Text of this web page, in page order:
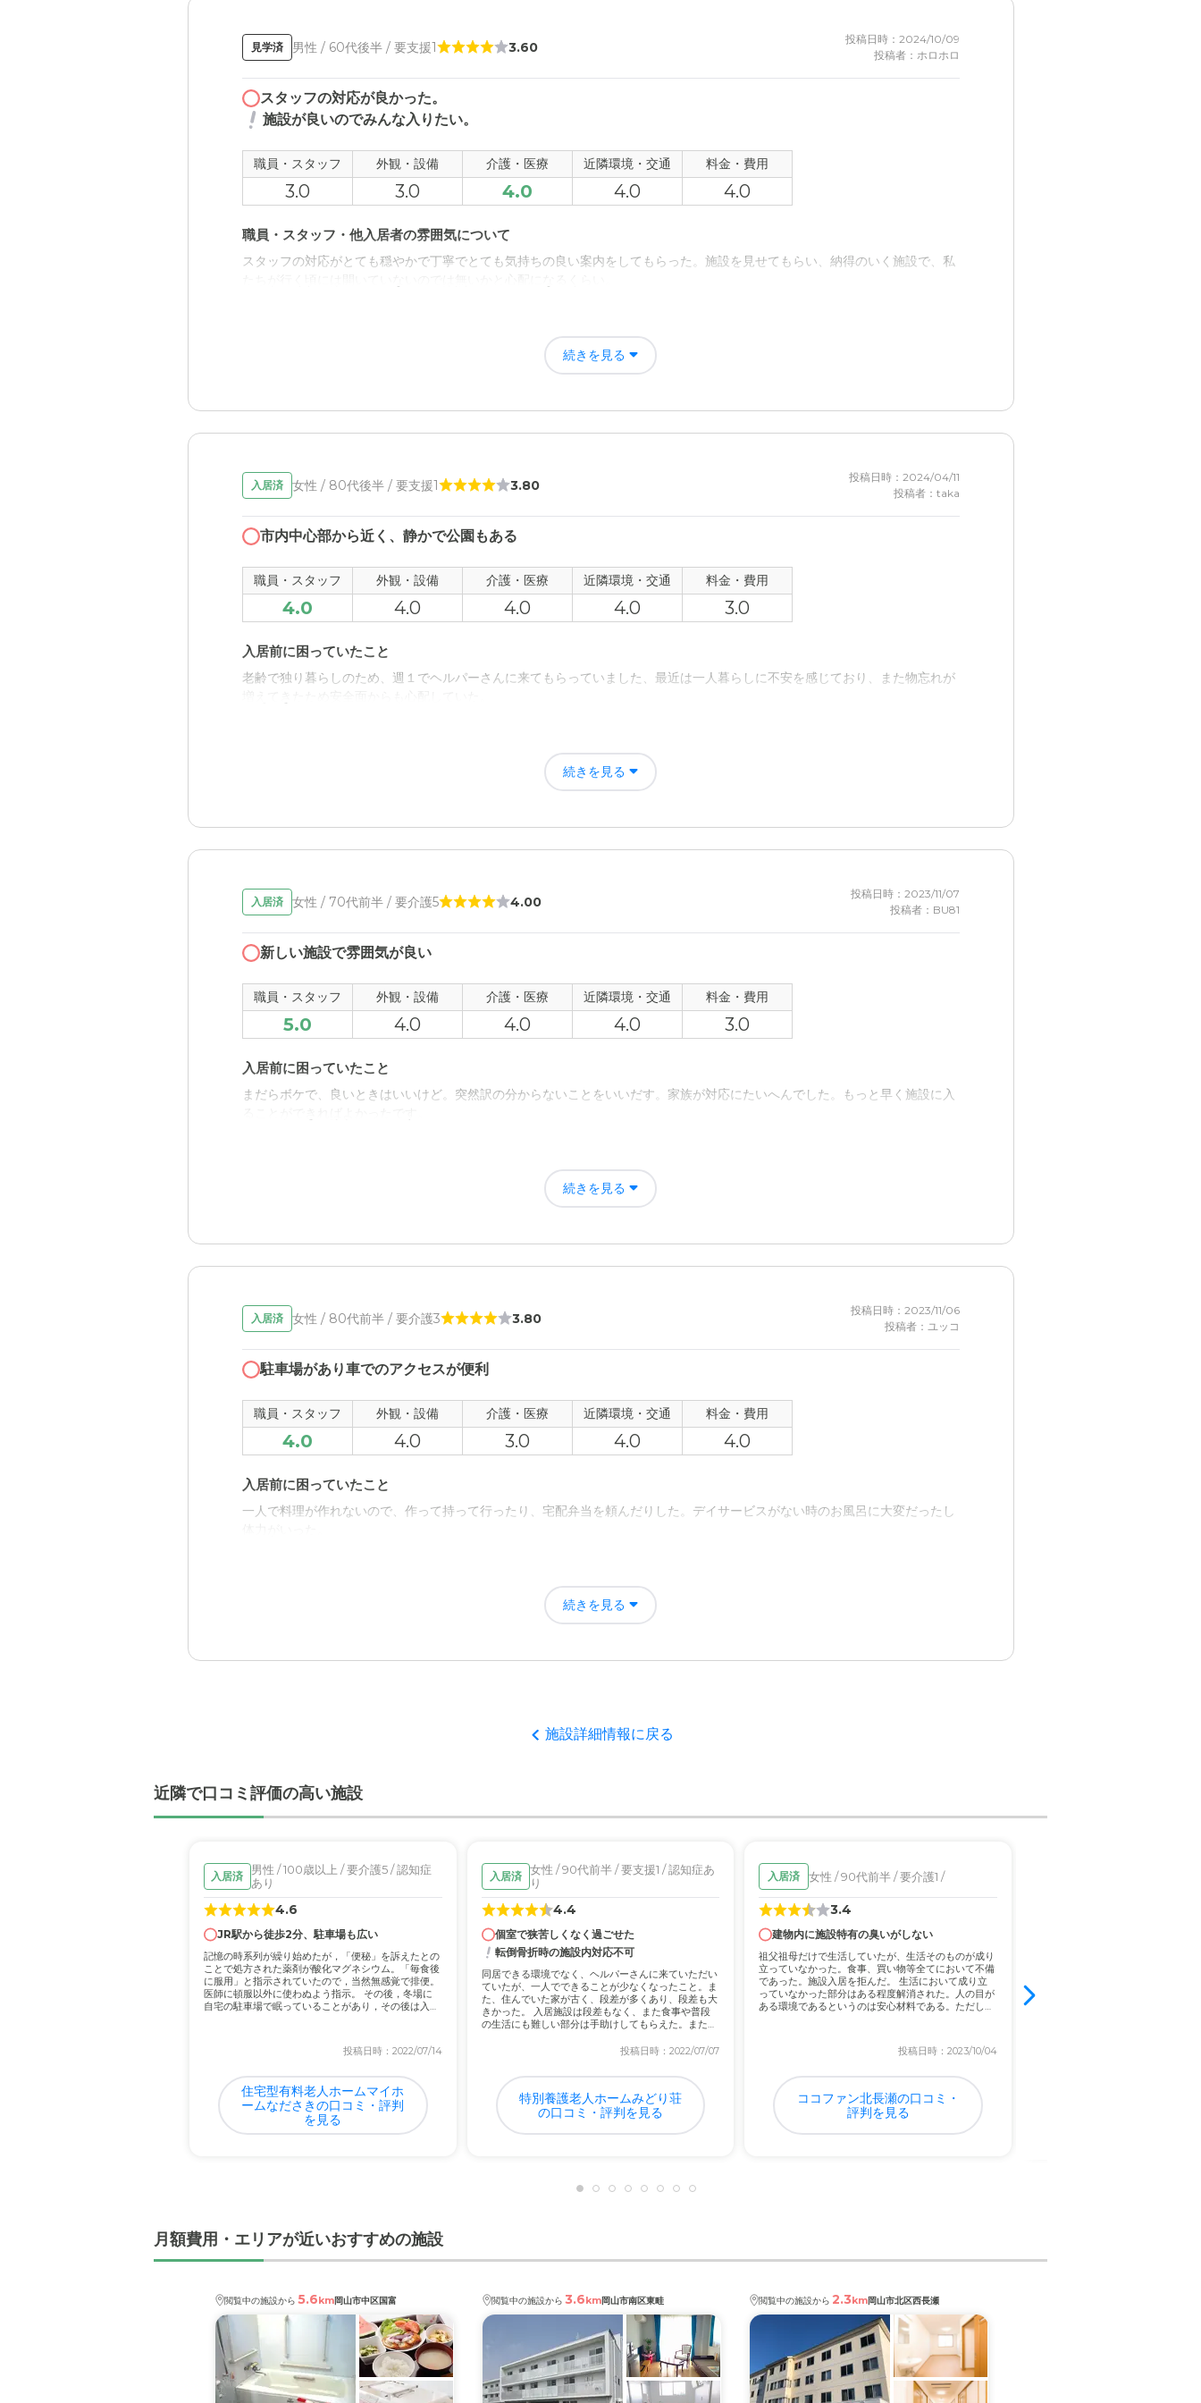
見学済 男性 / 60代後半 / 要支援1 3.60
投稿日時：2024/10/09
投稿者：ホロホロ
スタッフの対応が良かった。
施設が良いのでみんな入りたい。
職員・スタッフ 外観・設備 介護・医療 近隣環境・交通 料金・費用
3.0 3.0 4.0 4.0 4.0
職員・スタッフ・他入居者の雰囲気について
スタッフの対応がとても穏やかで丁寧でとても気持ちの良い案内をしてもらった。施設を見せてもらい、納得のいく施設で、私
施設が良いのでみんな入りたいのと、料金が高いのが気がかりで、町の中心にあるだけに高く感じる。もっと田舎にあれば少し
続きを見る
入居済 女性 / 80代後半 / 要支援1 3.80
投稿日時：2024/04/11
投稿者：taka
市内中心部から近く、静かで公園もある
職員・スタッフ 外観・設備 介護・医療 近隣環境・交通 料金・費用
4.0 4.0 4.0 4.0 3.0
入居前に困っていたこと
老齢で独り暮らしのため、週１でヘルパーさんに来てもらっていました、最近は一人暮らしに不安を感じており、また物忘れが
やはり常時人の目があるし自分で火を使う必要もないため、何かあったりした場合もすぐに対応してもらえるしこちらも安心し
て本人に生活してもらえる。また食事の心配もなくなりリハビリやリクレーションもあるので、生活に変化が出て本人が前向き
SOMPOケア そんぽの家 下中野の評価
ところであることがうかがえます。
職員・スタッフ・他入居者の雰囲気について
まだ入居したばかりなので第一印象とはなりますが、職員さん・スタッフさんの対応は丁寧で明るく受け答えしていただけ、入
居者に寄り添ったケアを心掛けられているようです。入居者さんたちも顔つきが明るく、同じ趣味同士で楽しんだり明るく生活
されているようです。
外観・内装・居室・設備について
外観は古びておらず明るい印象を与えます。内装・居室も清潔できれいに整えられており、気持ちよく暮らすことができそうで
す。
月１で訪問診療をしていただけますし、提携医院とのコミュニケーションもしっかりと取られているようです。
市内の中心部からさほど離れておらず、一方あまり騒がしくなく付近には散歩に出かけられる公園もあり、車があれば大変アク
セスしやすいと思います。
料金費用について
やはりそれなりの設備や介護を受けるのである程度の費用は必要です。何とか本人の年金範囲に今のところは収まっており、妥
当なレベルなのかなと思っております。
続きを見る
入居済 女性 / 70代前半 / 要介護5 4.00
投稿日時：2023/11/07
投稿者：BU81
新しい施設で雰囲気が良い
職員・スタッフ 外観・設備 介護・医療 近隣環境・交通 料金・費用
5.0 4.0 4.0 4.0 3.0
入居前に困っていたこと
まだらボケで、良いときはいいけど。突然訳の分からないことをいいだす。家族が対応にたいへんでした。もっと早く施設に入
夜中に起こされたりするこがなくなったので、安心して眠ることができるようになりました。留守もできるし、旅行にもいくこ
SOMPOケア そんぽの家 下中野の評価
入所が和気あいあいと過ごしているので、施設の対応がいいと感じることができました。
職員・スタッフ・他入居者の雰囲気について
外観・内装・居室・設備について
まだ新しいので雰囲気がとてもいいです。これならあづけて安心だと思いました。外見は大切です。
介護医療サービスについて
医療については詳しくはわからなかったですが、入所者の状況をみればいいかなと思います。
介護施設だからしょうがないとはおもいますが、やはりたかいですね。介護貧乏になりそうです。
続きを見る
入居済 女性 / 80代前半 / 要介護3 3.80
投稿日時：2023/11/06
投稿者：ユッコ
駐車場があり車でのアクセスが便利
職員・スタッフ 外観・設備 介護・医療 近隣環境・交通 料金・費用
4.0 4.0 3.0 4.0 4.0
入居前に困っていたこと
一人で料理が作れないので、作って持って行ったり、宅配弁当を頼んだりした。デイサービスがない時のお風呂に大変だったし
介護施設の方がすべて、食事、お風呂をやっていだだき、家族は顔をみせるだけで良くて助かった。洗濯もすべてお願いできて
SOMPOケア そんぽの家 下中野の評価
外観・内装・居室・設備について
介護医療サービスについて
看護師さんが夜はいないので心配でしたが、介護士さんが良くしてくださり、満足で安心してお任せしました。優しいです。
近隣環境や交通アクセスについて
ほぼ車で行ったの、駐車場があるので困らなかった。近くに飲食店やスーパーがあり、 買い物に困らなかったです。
妥当だと思います。ただ少ない年金の方には高いかなと思いますが、値段相当だと思います。
続きを見る
施設詳細情報に戻る
近隣で口コミ評価の高い施設
入居済 男性 / 100歳以上 / 要介護5 / 認知症
あり
4.6
JR駅から徒歩2分、駐車場も広い
記憶の時系列が繰り始めたが，「便秘」を訴えたとの
ことで処方された薬剤が酸化マグネシウム。「毎食後
に服用」と指示されていたので，当然無感覚で排便。
医師に頓服以外に使わぬよう指示。 その後，冬場に
自宅の駐車場で眠っていることがあり，その後は入所
投稿日時：2022/07/14
住宅型有料老人ホームマイホ
ームなださきの口コミ・評判
を見る
入居済
女性 / 90代前半 / 要支援1 / 認知症あ
り
4.4
個室で狭苦しくなく過ごせた
転倒骨折時の施設内対応不可
同居できる環境でなく、ヘルパーさんに来ていただい
ていたが、一人でできることが少なくなったこと。ま
た、住んでいた家が古く、段差が多くあり、段差も大
きかった。 入居施設は段差もなく、また食事や普段
の生活にも難しい部分は手助けしてもらえた。また、
投稿日時：2022/07/07
特別養護老人ホームみどり荘
の口コミ・評判を見る
入居済 女性 / 90代前半 / 要介護1 /
3.4
建物内に施設特有の臭いがしない
祖父祖母だけで生活していたが、生活そのものが成り
立っていなかった。食事、買い物等全てにおいて不備
であった。施設入居を拒んだ。 生活において成り立
っていなかった部分はある程度解消された。人の目が
ある環境であるというのは安心材料である。ただした
投稿日時：2023/10/04
ココファン北長瀬の口コミ・
評判を見る
月額費用・エリアが近いおすすめの施設
閲覧中の施設から 5.6km岡山市中区国富 閲覧中の施設から 3.6km岡山市南区東畦 閲覧中の施設から 2.3km岡山市北区西長瀬